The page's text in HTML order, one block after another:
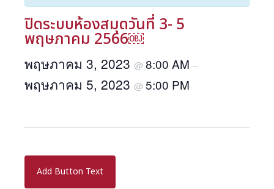
ปิดระบบห้องสมุดวันที่ 3- 5
พฤษภาคม 2566￼
พฤษภาคม 3, 2023 @ 8:00 AM –
พฤษภาคม 5, 2023 @ 5:00 PM
Add Button Text